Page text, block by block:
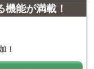
能が満載！
！